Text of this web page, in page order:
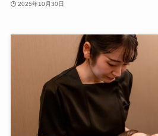
2025年10月30日